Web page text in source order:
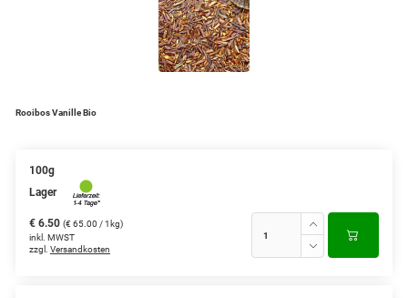
Grüner Tee aus Japan
Teemischungen
Verschiedene Anbaugebiete
Rooibos Vanille Bio
100g
Lager
€ 6.50 (€ 65.00 / 1kg)
inkl. MWST
zzgl. Versandkosten